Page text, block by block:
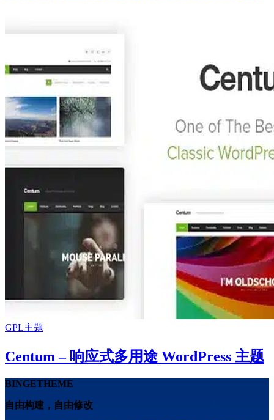
GPL主题
Centum – 响应式多用途 WordPress 主题
BINGETHEME
自由构建，自由修改